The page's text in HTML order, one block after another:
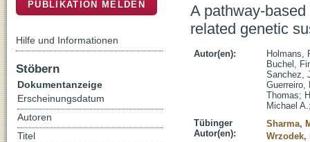
A pathway-
related genetic
Autor(en):
Holmans,
Buchel,
Sanchez,
Guerreiro,
Thomas;
Michael A.
Tübinger
Autor(en):
Sharma,
Wrzodek,
PUBLIKATION MELDEN
Hilfe und Informationen
Stöbern
Dokumentanzeige
Erscheinungsdatum
Autoren
Titel